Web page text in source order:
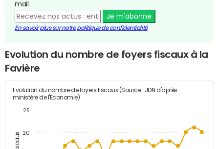
mail.
Je m'abonne
En savoir plus sur notre politique de confidentialité
Evolution du nombre de foyers fiscaux à la
Favière
Evolution du nombre de foyers fiscaux (Source : JDN d'après
ministère de l'Economie)
20
25